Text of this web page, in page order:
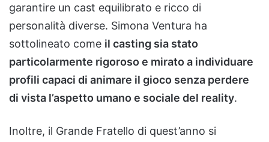
garantire un cast equilibrato e ricco di
personalità diverse. Simona Ventura ha
sottolineato come il casting sia stato
particolarmente rigoroso e mirato a individuare
profili capaci di animare il gioco senza perdere
di vista l’aspetto umano e sociale del reality.
Inoltre, il Grande Fratello di quest’anno si